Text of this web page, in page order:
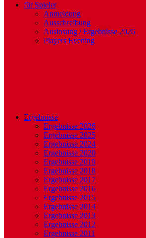
für Spieler
Anmeldung
Ausschreibung
Auslosung / Ergebnisse 2026
Players Evening
Ergebnisse
Ergebnisse 2026
Ergebnisse 2025
Ergebnisse 2024
Ergebnisse 2020
Ergebnisse 2019
Ergebnisse 2018
Ergebnisse 2017
Ergebnisse 2016
Ergebnisse 2015
Ergebnisse 2014
Ergebnisse 2013
Ergebnisse 2012
Ergebnisse 2011